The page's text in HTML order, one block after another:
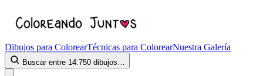
Dibujos para ColorearTécnicas para ColorearNuestra Galería
Buscar entre 14.750 dibujos…